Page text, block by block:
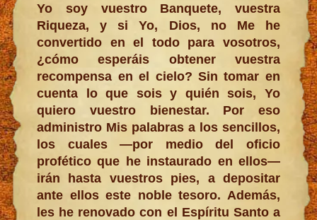
Yo soy vuestro Banquete, vuestra
Riqueza, y si Yo, Dios, no Me he
convertido en el todo para vosotros,
¿cómo esperáis obtener vuestra
recompensa en el cielo? Sin tomar en
cuenta lo que sois y quién sois, Yo
quiero vuestro bienestar. Por eso
administro Mis palabras a los sencillos,
los cuales —por medio del oficio
profético que he instaurado en ellos—
irán hasta vuestros pies, a depositar
ante ellos este noble tesoro. Además,
les he renovado con el Espíritu Santo a